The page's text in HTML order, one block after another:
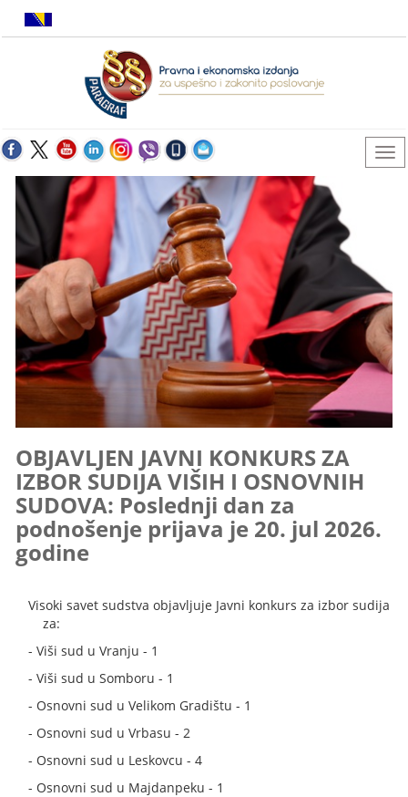
OBJAVLJEN JAVNI KONKURS ZA
IZBOR SUDIJA VIŠIH I OSNOVNIH
SUDOVA: Poslednji dan za
podnošenje prijava je 20. jul 2026.
godine
Visoki savet sudstva objavljuje Javni konkurs za izbor sudija
za:
- Viši sud u Vranju - 1
- Viši sud u Somboru - 1
- Osnovni sud u Velikom Gradištu - 1
- Osnovni sud u Vrbasu - 2
- Osnovni sud u Leskovcu - 4
- Osnovni sud u Majdanpeku - 1